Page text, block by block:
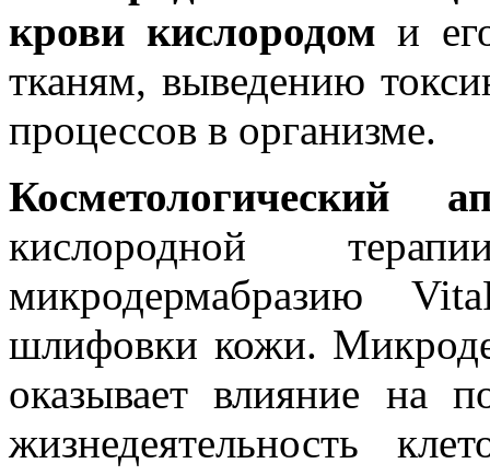
крови кислородом и
тканям, выведению
процессов в организме.
Косметологический
кислородной
микродермабразию
шлифовки кожи.
оказывает влияние на
жизнедеятельность